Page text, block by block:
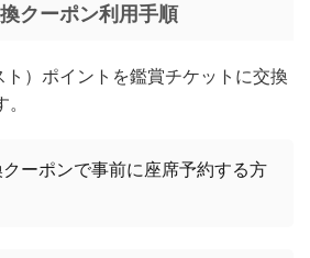
クーポン利用手順
）ポイントを鑑賞チケットに交換
ーポンで事前に座席予約する方